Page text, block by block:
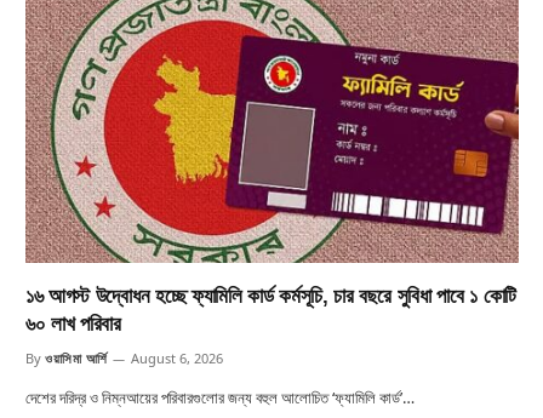
১৬ আগস্ট উদ্বোধন হচ্ছে ফ্যামিলি কার্ড কর্মসূচি, চার বছরে সুবিধা পাবে ১ কোটি
৬০ লাখ পরিবার
By ওয়াসিমা আর্শি August 6, 2026
দেশের দরিদ্র ও নিম্নআয়ের পরিবারগুলোর জন্য বহুল আলোচিত ‘ফ্যামিলি কার্ড’…